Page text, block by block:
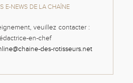
E-NEWS DE LA CHAÎNE
veuillez contacter :
en-chef
des-rotisseurs.net